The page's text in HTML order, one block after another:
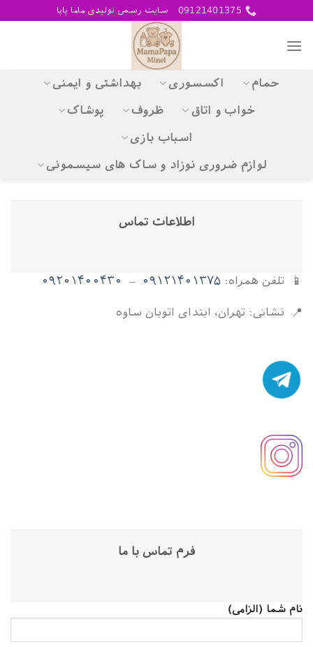
content
09121401375 سایت رسمی تولیدی ماما پاپا
حمام اکسسوری بهداشتی و ایمنی
خواب و اتاق ظروف پوشاک
اسباب بازی
لوازم ضروری نوزاد و ساک های سیسمونی
اطلاعات تماس
📱 تلفن همراه: ۰۹۱۲۱۴۰۱۳۷۵ – ۰۹۲۰۱۴۰۰۴۳۰
📍 نشانی: تهران، ابتدای اتوبان ساوه
فرم تماس با ما
نام شما (الزامی)